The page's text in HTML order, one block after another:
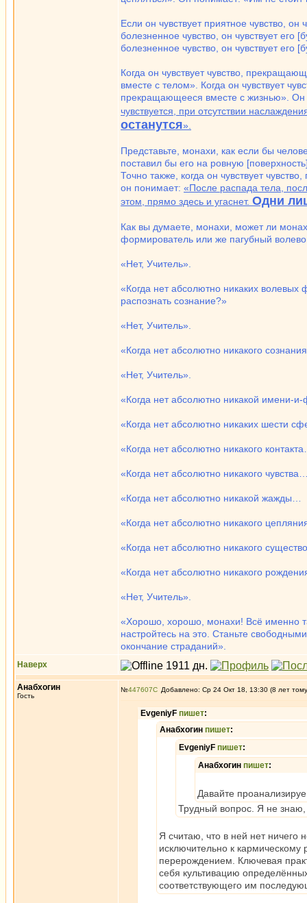
Если он чувствует приятное чувство, он
болезненное чувство, он чувствует его
болезненное чувство, он чувствует его
Когда он чувствует чувство,
вместе с телом». Когда он чувствует
прекращающееся вместе с жизнью».
чувствуется, при отсутствии
останутся».
Представьте, монахи, как если бы
поставил бы его на ровную
Точно также, когда он чувствует
он понимает: «После распада тела,
этом, прямо здесь и угаснет. Одни
Как вы думаете, монахи, может ли
формирователь или же пагубный
«Нет, Учитель».
«Когда нет абсолютно никаких
распознать сознание?»
«Нет, Учитель».
«Когда нет абсолютно никакого
«Нет, Учитель».
«Когда нет абсолютно никакой имени-
«Когда нет абсолютно никаких шести
«Когда нет абсолютно никакого
«Когда нет абсолютно никакого
«Когда нет абсолютно никакой жажды…
«Когда нет абсолютно никакого
«Когда нет абсолютно никакого
«Когда нет абсолютно никакого
«Нет, Учитель».
«Хорошо, хорошо, монахи! Всё именно
настройтесь на это. Станьте
окончание страданий».
Наверх
Анабхогин
Гость
№447607 Добавлено: Ср 24 Окт 18, 13:30 (8 лет
EvgeniyF пишет:
Анабхогин пишет:
EvgeniyF пишет:
Анабхогин пишет:
Давайте
Трудный вопрос. Я не знаю,
Я считаю, что в ней нет ничего
исключительно к кармическому
перерождением. Ключевая
себя культивацию
соответствующего им